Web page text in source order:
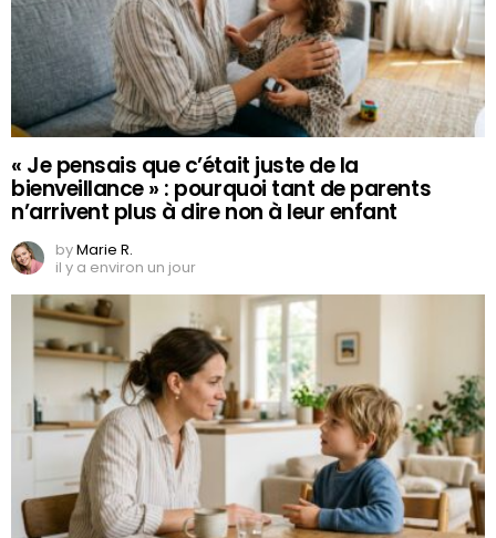
« Je pensais que c’était juste de la
bienveillance » : pourquoi tant de parents
n’arrivent plus à dire non à leur enfant
byMarie R.
il y a environ un jour